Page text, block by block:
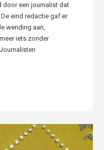
door een journalist dat
eind redactie gaf er
wending aan,
iets zonder